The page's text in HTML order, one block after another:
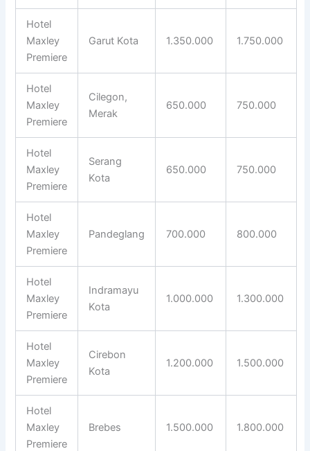
Hotel
Maxley
Premiere
Garut Kota 1.350.000 1.750.000
Hotel
Maxley
Premiere
Cilegon,
Merak
650.000 750.000
Hotel
Maxley
Premiere
Serang
Kota
650.000 750.000
Hotel
Maxley
Premiere
Pandeglang 700.000 800.000
Hotel
Maxley
Premiere
Indramayu
Kota
1.000.000 1.300.000
Hotel
Maxley
Premiere
Cirebon
Kota
1.200.000 1.500.000
Hotel
Maxley
Premiere
Brebes 1.500.000 1.800.000